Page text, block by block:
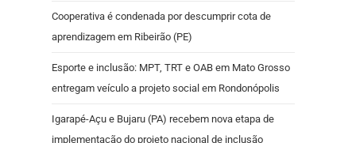
Cooperativa é condenada por descumprir cota de
aprendizagem em Ribeirão (PE)
Esporte e inclusão: MPT, TRT e OAB em Mato Grosso
entregam veículo a projeto social em Rondonópolis
Igarapé-Açu e Bujaru (PA) recebem nova etapa de
implementação do projeto nacional de inclusão